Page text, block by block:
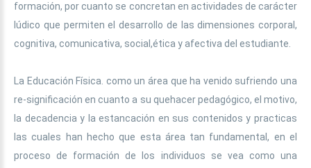
formación, por cuanto se concretan en actividades de carácter
lúdico que permiten el desarrollo de las dimensiones corporal,
cognitiva, comunicativa, social,ética y afectiva del estudiante.
La Educación Física. como un área que ha venido sufriendo una
re-significación en cuanto a su quehacer pedagógico, el motivo,
la decadencia y la estancación en sus contenidos y practicas
las cuales han hecho que esta área tan fundamental, en el
proceso de formación de los individuos se vea como una